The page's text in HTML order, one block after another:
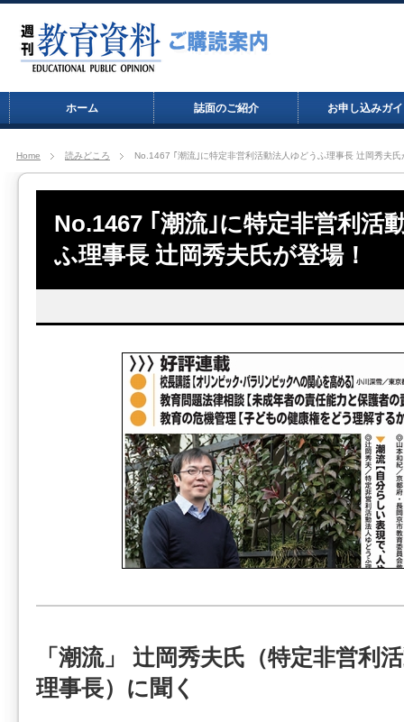
ホーム 誌面のご紹介 お申し込みガ
Home 読みどころ No.1467 ｢潮流｣に特定非営利活動法人ゆどうふ理事長 辻岡秀夫氏
No.1467 ｢潮流｣に特定非営利活
ふ理事長 辻岡秀夫氏が登場！
「潮流」 辻岡秀夫氏（特定非営利
理事長）に聞く